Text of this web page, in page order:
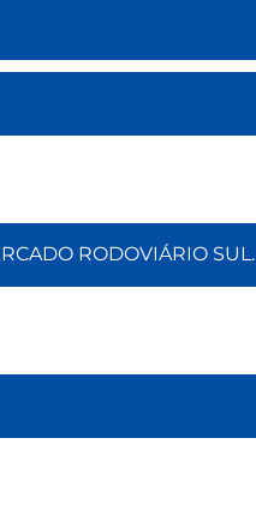
RODOVIÁRIO SUL.